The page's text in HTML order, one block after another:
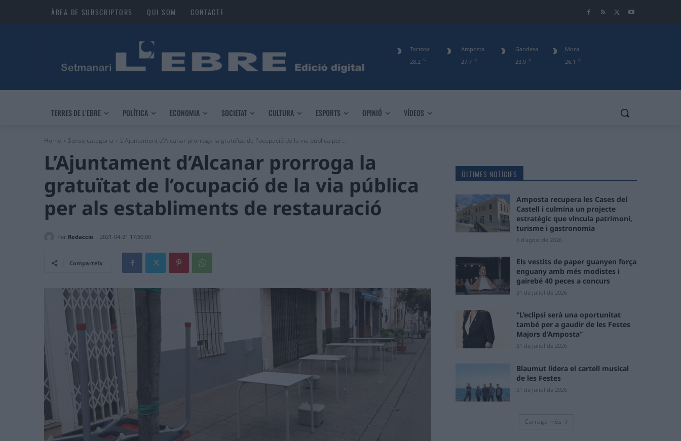
ÀREA DE SUBSCRIPTORS QUI SOM CONTACTE
28.2 C
Tortosa
27.7 C
Amposta
23.9 C
Gandesa
26.1
C
Mora
TERRES DE L’EBRE POLÍTICA ECONOMIA SOCIETAT CULTURA ESPORTS OPINIÓ VÍDEOS
Home Sense categoria L'Ajuntament d'Alcanar prorroga la gratuïtat de l'ocupació de la via pública per...
L’Ajuntament d’Alcanar prorroga la
gratuïtat de l’ocupació de la via pública
per als establiments de restauració
Per Redaccio 2021-04-21 17:30:00
Comparteix
ÚLTIMES NOTÍCIES
Amposta recupera les Cases del
Castell i culmina un projecte
estratègic que vincula patrimoni,
turisme i gastronomia
6 d'agost de 2026
Els vestits de paper guanyen força
enguany amb més modistes i
gairebé 40 peces a concurs
31 de juliol de 2026
“L’eclipsi serà una oportunitat
també per a gaudir de les Festes
Majors d’Amposta”
31 de juliol de 2026
Blaumut lidera el cartell musical
de les Festes
31 de juliol de 2026
Carrega més